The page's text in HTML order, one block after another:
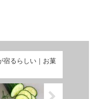
宿るらしい｜お菓